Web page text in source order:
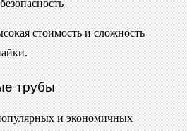
стоимость и сложность
трубы
и экономичных